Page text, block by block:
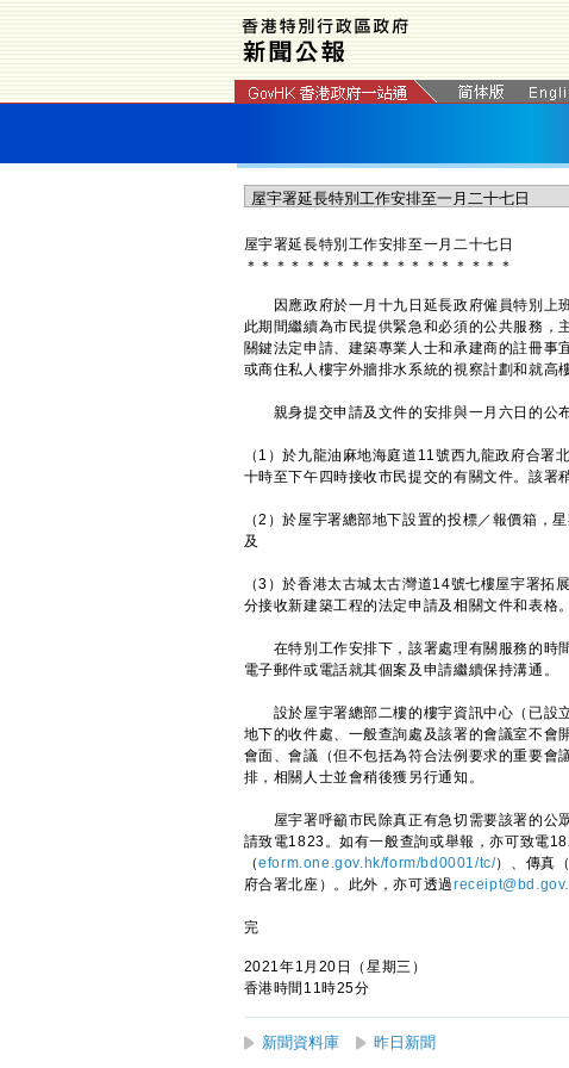
屋宇署延長特別工作安排至一月二十七日
＊ ＊ ＊ ＊ ＊ ＊ ＊ ＊ ＊ ＊ ＊ ＊ ＊ ＊ ＊ ＊ ＊ ＊
因應政府於一月十九日延長政府僱員特別上
此期間繼續為市民提供緊急和必須的公共服務，
關鍵法定申請、建築專業人士和承建商的註冊事
或商住私人樓宇外牆排水系統的視察計劃和就高
親身提交申請及文件的安排與一月六日的公布
（1）於九龍油麻地海庭道11號西九龍政府合署
十時至下午四時接收市民提交的有關文件。該署
（2）於屋宇署總部地下設置的投標／報價箱，
及
（3）於香港太古城太古灣道14號七樓屋宇署拓
分接收新建築工程的法定申請及相關文件和表格
在特別工作安排下，該署處理有關服務的時
電子郵件或電話就其個案及申請繼續保持溝通。
設於屋宇署總部二樓的樓宇資訊中心（已設
地下的收件處、一般查詢處及該署的會議室不會
會面、會議（但不包括為符合法例要求的重要會
排，相關人士並會稍後獲另行通知。
屋宇署呼籲市民除真正有急切需要該署的公眾
請致電1823。如有一般查詢或舉報，亦可致電
（eform.one.gov.hk/form/bd0001/tc/）、傳真
府合署北座）。此外，亦可透過
完
2021年1月20日（星期三）
香港時間11時25分
新聞資料庫 昨日新聞